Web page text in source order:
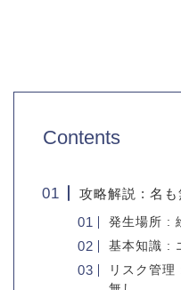
Contents
攻略解説 : 名
発生場所 :
基本知識 :
リスク管理